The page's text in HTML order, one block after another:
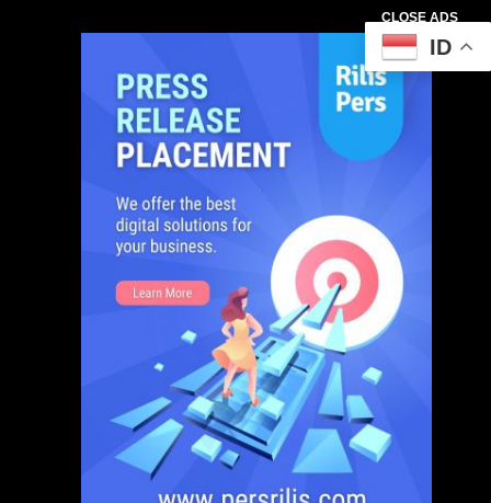
CLOSE ADS
ID